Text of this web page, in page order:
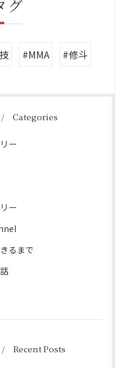
グ
#MMA #修斗
Categories
ー
ー
るまで
Recent Posts